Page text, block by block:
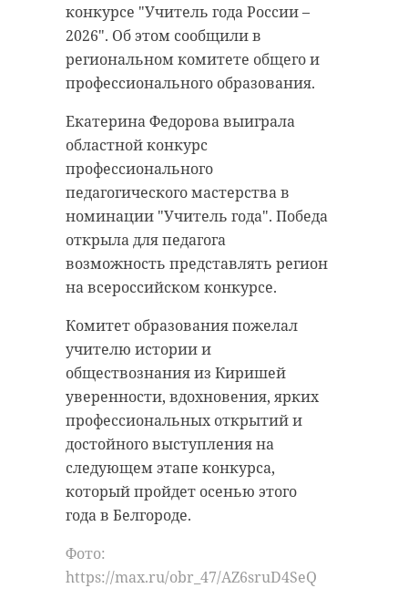
конкурсе "Учитель года России –
2026". Об этом сообщили в
региональном комитете общего и
профессионального образования.
Екатерина Федорова выиграла
областной конкурс
профессионального
педагогического мастерства в
номинации "Учитель года". Победа
открыла для педагога
возможность представлять регион
на всероссийском конкурсе.
Комитет образования пожелал
учителю истории и
обществознания из Киришей
уверенности, вдохновения, ярких
профессиональных открытий и
достойного выступления на
следующем этапе конкурса,
который пройдет осенью этого
года в Белгороде.
Фото:
https://max.ru/obr_47/AZ6sruD4SeQ